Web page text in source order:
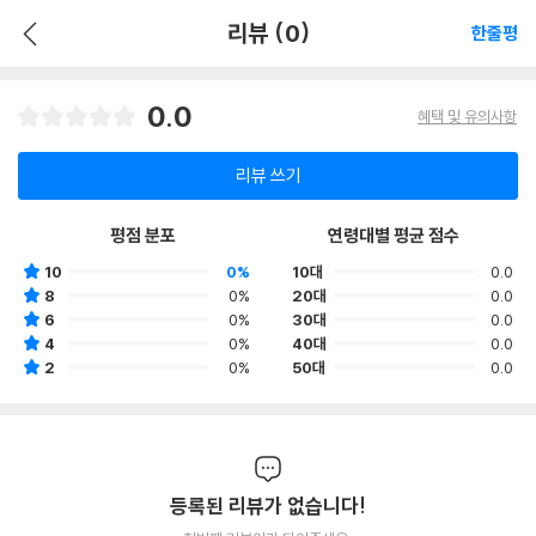
리뷰 (0) 한줄평
0.0 혜택 및 유의사항
리뷰 쓰기
평점 분포
10
0%
8
0%
6
0%
4
0%
2
0%
연령대별 평균 점수
10대
0.0
20대
0.0
30대
0.0
40대
0.0
50대
0.0
등록된 리뷰가 없습니다!